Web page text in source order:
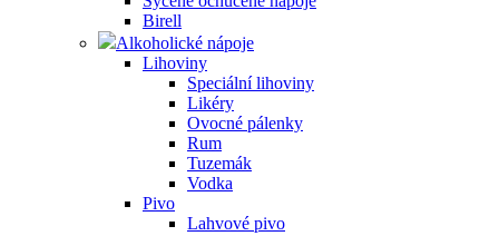
Birell
Alkoholické nápoje
Lihoviny
Speciální lihoviny
Likéry
Ovocné pálenky
Rum
Tuzemák
Vodka
Pivo
Lahvové pivo